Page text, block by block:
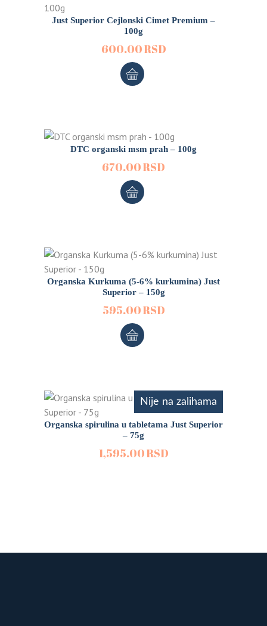
Just Superior Cejlonski Cimet Premium –
100g
600.00RSD
DTC organski msm prah – 100g
670.00RSD
Organska Kurkuma (5-6% kurkumina) Just
Superior – 150g
595.00RSD
Nije na zalihama
Organska spirulina u tabletama Just Superior
– 75g
1,595.00RSD